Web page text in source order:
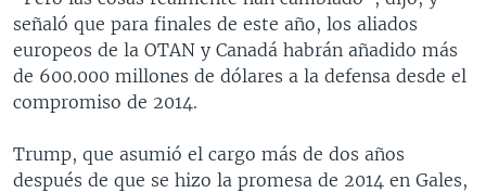
señaló que para finales de este año, los aliados
europeos de la OTAN y Canadá habrán añadido más
de 600.000 millones de dólares a la defensa desde el
compromiso de 2014.
Trump, que asumió el cargo más de dos años
después de que se hizo la promesa de 2014 en Gales,